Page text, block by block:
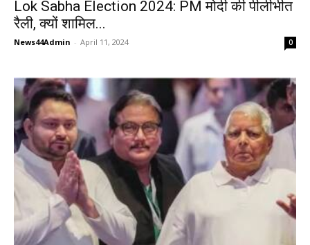
Lok Sabha Election 2024: PM मोदी की पीलीभीत
रैली, क्यों शामिल...
News44Admin - April 11, 2024 0